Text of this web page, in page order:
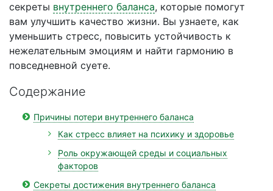
секреты внутреннего баланса, которые помогут
вам улучшить качество жизни. Вы узнаете, как
уменьшить стресс, повысить устойчивость к
нежелательным эмоциям и найти гармонию в
повседневной суете.
Содержание
Причины потери внутреннего баланса
Как стресс влияет на психику и здоровье
Роль окружающей среды и социальных
факторов
Секреты достижения внутреннего баланса